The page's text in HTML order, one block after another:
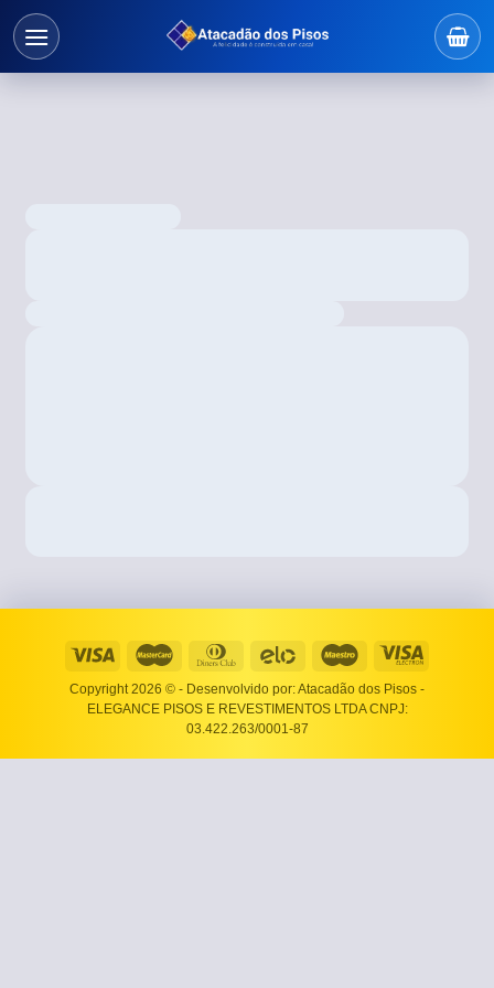
Copyright 2026 © - Desenvolvido por: Atacadão dos Pisos -
ELEGANCE PISOS E REVESTIMENTOS LTDA CNPJ:
03.422.263/0001-87